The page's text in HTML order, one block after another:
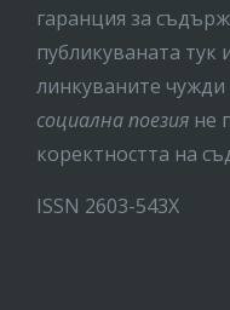
гаранция за
публикуваната
линкуваните
социална поезия не
коректността на
ISSN 2603-543X